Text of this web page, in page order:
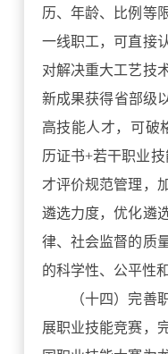
历、年龄、比例等
一线职工，可直接
对解决重大工艺技
新成果获得省部级
高技能人才，可破
历证书+若干职业
才评价规范管理，
遴选力度，优化遴
律、社会监督的质
的科学性、公平性
（十四）完善职
展职业技能竞赛，